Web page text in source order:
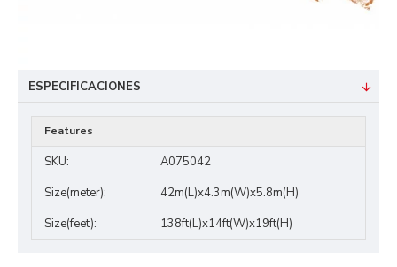
ESPECIFICACIONES
Features
SKU:
A075042
Size(meter):
42m(L)x4.3m(W)x5.8m(H)
Size(feet):
138ft(L)x14ft(W)x19ft(H)